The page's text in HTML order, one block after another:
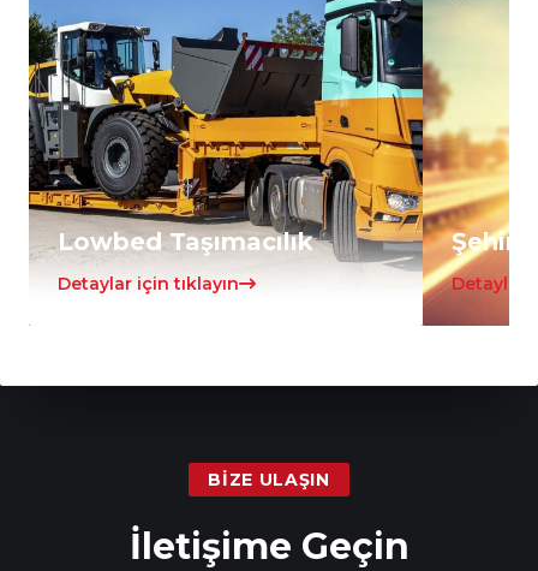
Lowbed Taşımacılık
Detaylar için tıklayın Detaylar
BIZE ULAŞIN
İletişime Geçin